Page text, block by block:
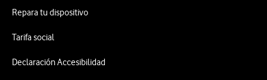
Repara tu dispositivo
Tarifa social
Declaración Accesibilidad